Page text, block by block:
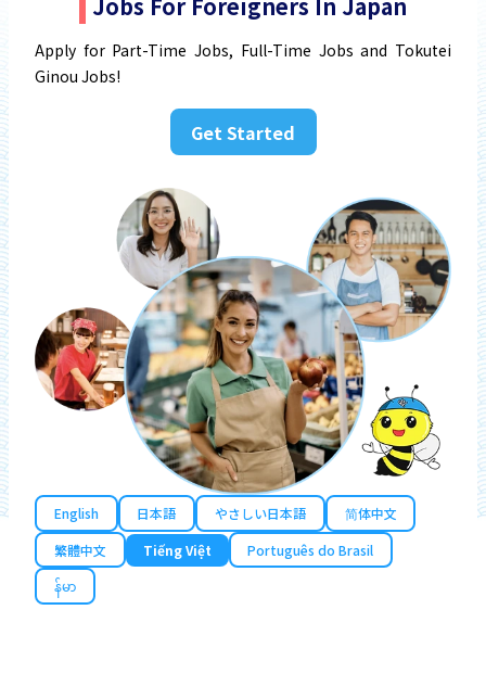
Apply for Part-Time Jobs, Full-Time Jobs and Tokutei
Ginou Jobs!
Get Started
English 日本語 やさしい日本語
简体中文
繁體中文
Tiếng Việt
Português do Brasil
န်မာ